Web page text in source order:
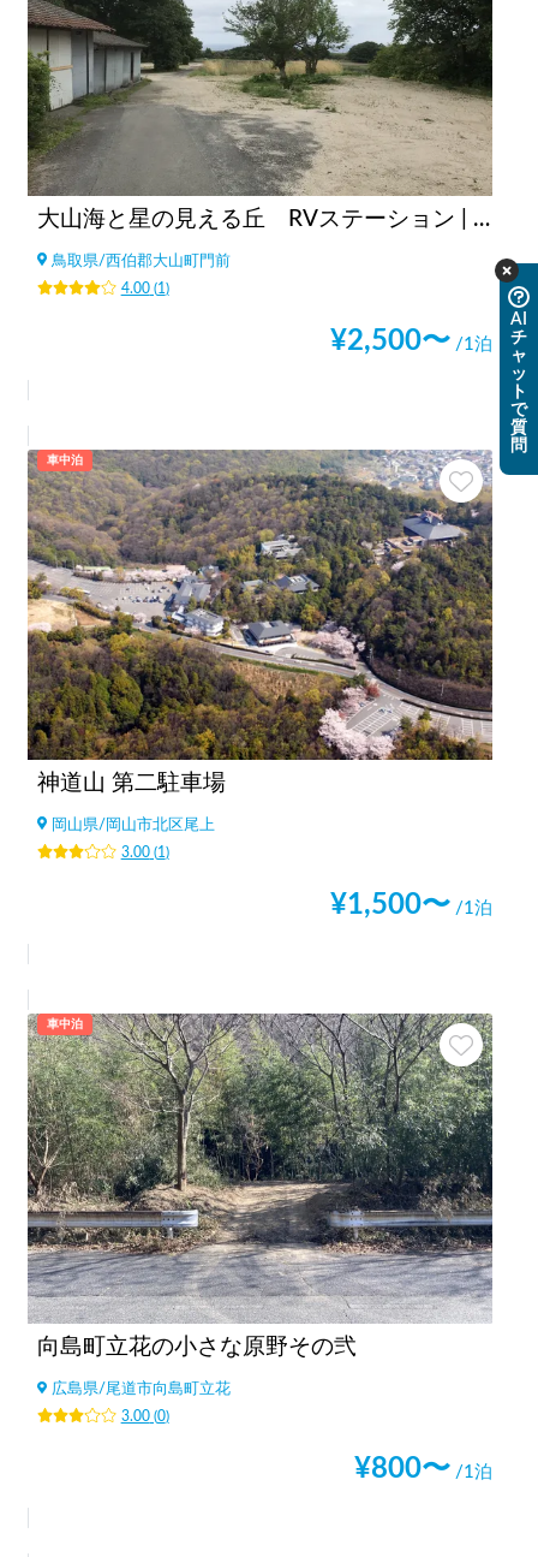
大山海と星の見える丘 RVステーション | 車中泊デビューに最適！/2022年OPEN/焚き火・BBQ /貸し切り可/テント貸し/近くに天然温泉(サウナ・プール・ドッグランあり)２つ、車で７分/海まで車で５分（釣り案内）/上淀（かみよど）廃寺・伯耆古代の丘公園・まで車で７分
鳥取県/西伯郡大山町門前
4.00(1 )
¥2,500〜 /1泊
車中泊
神道山 第二駐車場
岡山県/ 岡山市北区尾上
3.00(1 )
¥1,500〜 /1泊
車中泊
向島町立花の小さな原野その弐
広島県/尾道市向島町立花
3.00(0)
¥800〜 /1泊
AI
チ
ャ
ッ
ト
で
質
問